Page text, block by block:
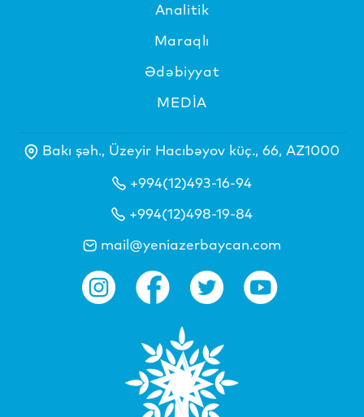
Analitik
Maraqlı
Ədəbiyyat
MEDİA
Bakı şəh., Üzeyir Hacıbəyov küç., 66, AZ1000
+994(12)493-16-94
+994(12)498-19-84
mail@yeniazerbaycan.com